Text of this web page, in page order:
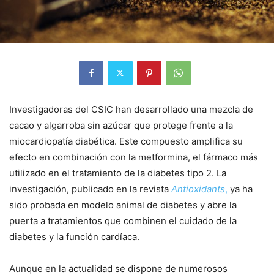
Investigadoras del CSIC han desarrollado una mezcla de
cacao y algarroba sin azúcar que protege frente a la
miocardiopatía diabética. Este compuesto amplifica su
efecto en combinación con la metformina, el fármaco más
utilizado en el tratamiento de la diabetes tipo 2. La
investigación, publicado en la revista Antioxidants, ya ha
sido probada en modelo animal de diabetes y abre la
puerta a tratamientos que combinen el cuidado de la
diabetes y la función cardíaca.
Aunque en la actualidad se dispone de numerosos